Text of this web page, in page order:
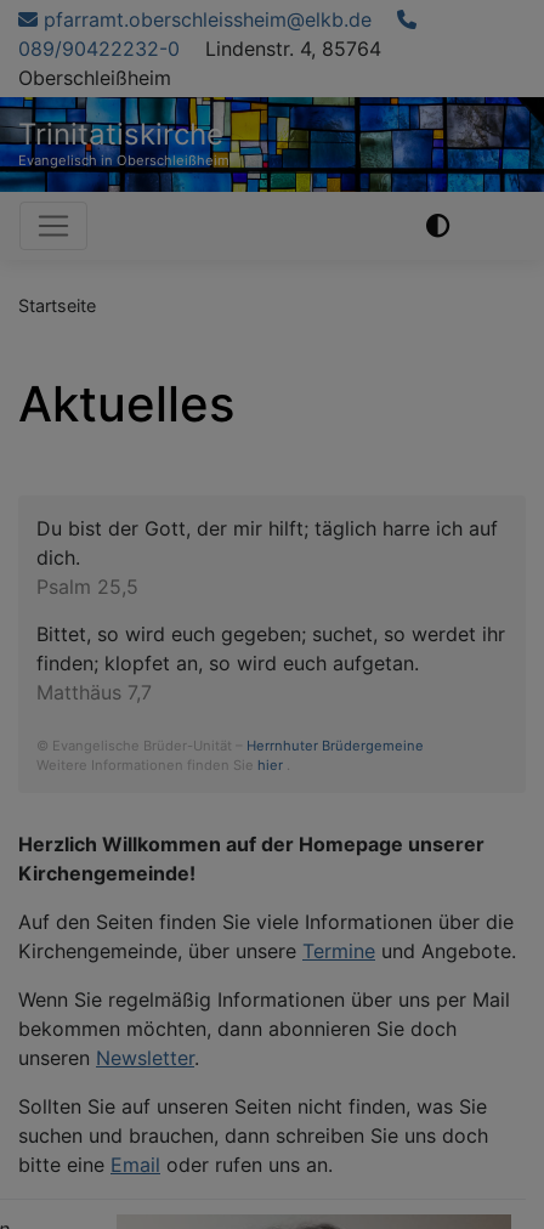
Direkt
zum
Inhalt
pfarramt.oberschleissheim@elkb.de
089/90422232-0
Lindenstr. 4, 85764
Oberschleißheim
Trinitatiskirche
Evangelisch in Oberschleißheim
Hauptnavigation
Startseite
Aktuelles
Du bist der Gott, der mir hilft; täglich harre ich auf
dich.
Psalm 25,5
Bittet, so wird euch gegeben; suchet, so werdet ihr
finden; klopfet an, so wird euch aufgetan.
Matthäus 7,7
© Evangelische Brüder-Unität – Herrnhuter Brüdergemeine
Weitere Informationen finden Sie hier .
Herzlich Willkommen auf der Homepage unserer
Kirchengemeinde!
Auf den Seiten finden Sie viele Informationen über die
Kirchengemeinde, über unsere Termine und Angebote.
Wenn Sie regelmäßig Informationen über uns per Mail
bekommen möchten, dann abonnieren Sie doch
unseren Newsletter.
Sollten Sie auf unseren Seiten nicht finden, was Sie
suchen und brauchen, dann schreiben Sie uns doch
bitte eine Email oder rufen uns an.